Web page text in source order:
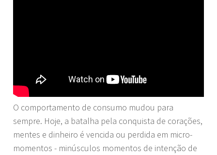
O comportamento de consumo mudou para
sempre. Hoje, a batalha pela conquista de corações,
mentes e dinheiro é vencida ou perdida em micro-
momentos - minúsculos momentos de intenção de